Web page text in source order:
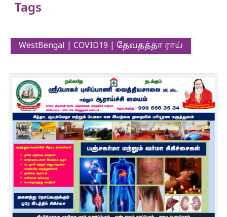
Tags
WestBengal | COVID19 | தேவதத்தா ராய்